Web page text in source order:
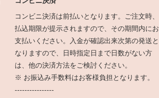
コンビニ決済は前払いとなります。ご注文時、
払込期限が提示されますので、その期間内にお
支払いください。入金が確認出来次第の発送と
なりますので、日時指定日まで日数がない方
は、他の決済方法をご検討ください。
※ お振込み手数料はお客様負担となります。
----------------